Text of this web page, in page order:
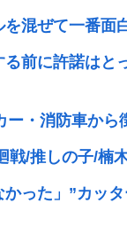
を混ぜて一番面
前に許諾はと
ー・消防車か
戦/推しの子/楠
かった」”カッ